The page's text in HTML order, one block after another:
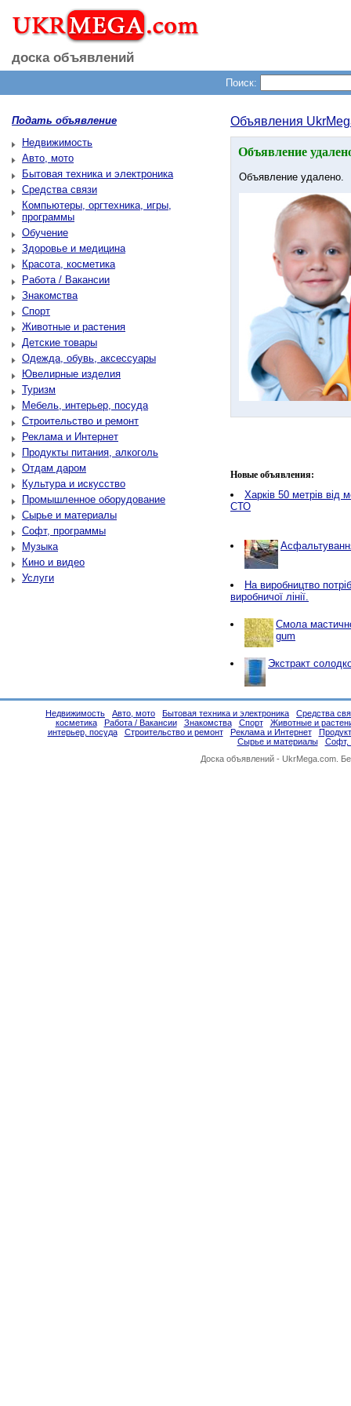
доска объявлений
Поиск:
Подать объявление
Недвижимость
Авто, мото
Бытовая техника и электроника
Средства связи
Компьютеры, оргтехника, игры,
программы
Обучение
Здоровье и медицина
Красота, косметика
Работа / Вакансии
Знакомства
Спорт
Животные и растения
Детские товары
Одежда, обувь, аксессуары
Ювелирные изделия
Туризм
Мебель, интерьер, посуда
Строительство и ремонт
Реклама и Интернет
Продукты питания, алкоголь
Отдам даром
Культура и искусство
Промышленное оборудование
Сырье и материалы
Софт, программы
Музыка
Кино и видео
Услуги
Объявления
Объявление
Объявление удалено.
Новые объявления:
Харків 50 метрів від
СТО
Нa виробництво
виробничої лінії.
Смола
gum
Экстракт
Недвижимость Авто, мото Бытовая техника и электроника
Средства
косметика
Работа / Вакансии Знакомства Спорт
Животные и
интерьер, посуда
Строительство и ремонт Реклама и Интернет
Сырье и материалы
Софт,
Доска объявлений - UkrMega.com.